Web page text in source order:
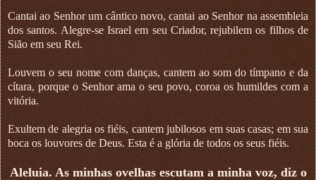
Cantai ao Senhor um cântico novo, cantai ao Senhor na assembleia
dos santos. Alegre-se Israel em seu Criador, rejubilem os filhos de
Sião em seu Rei.
Louvem o seu nome com danças, cantem ao som do tímpano e da
cítara, porque o Senhor ama o seu povo, coroa os humildes com a
vitória.
Exultem de alegria os fiéis, cantem jubilosos em suas casas; em sua
boca os louvores de Deus. Esta é a glória de todos os seus fiéis.
Aleluia. As minhas ovelhas escutam a minha voz, diz o